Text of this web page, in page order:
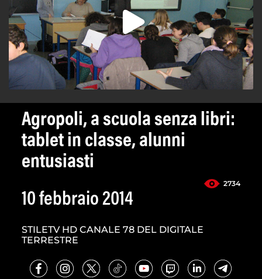
Agropoli, a scuola senza libri:
tablet in classe, alunni
entusiasti
2734
10 febbraio 2014
STILETV HD CANALE 78 DEL DIGITALE
TERRESTRE